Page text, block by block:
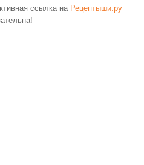
ссылка на Рецептыши.ру